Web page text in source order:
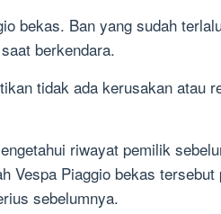
bekas. Ban yang sudah
berkendara.
tidak ada kerusakan atau
riwayat pemilik
Vespa Piaggio bekas tersebut
sebelumnya.